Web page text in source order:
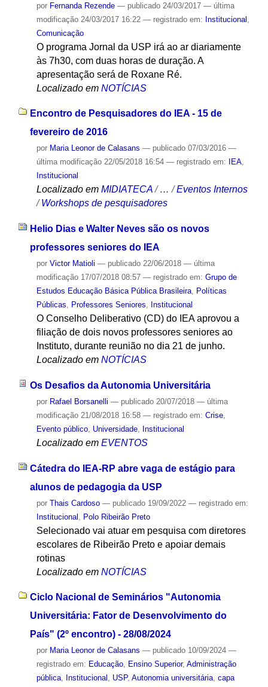
por Fernanda Rezende — publicado24/03/2017 — última
modificação24/03/2017 16:22 — registrado em: Institucional
Comunicação
O programa Jornal da USP irá ao ar diariamente
às 7h30, com duas horas de duração. A
apresentação será de Roxane Ré.
Localizado em NOTÍCIAS
Encontro de Pesquisadores do IEA - 15 de
fevereiro de 2016
por Maria Leonor de Calasans — publicado07/03/2016 —
última modificação22/05/2018 16:54 — registrado em: IEA,
Institucional
Localizado em MIDIATECA / …/Eventos Internos
/ Workshops de pesquisadores
Helio Dias e Walter Neves são os novos
professores seniores do IEA
por Victor Matioli — publicado22/06/2018 — última
modificação17/07/2018 08:57 — registrado em: Grupo de
Estudos Educação Básica Pública Brasileira, Políticas
Públicas, Professores Seniores, Institucional
O Conselho Deliberativo (CD) do IEA aprovou a
filiação de dois novos professores seniores ao
Instituto, durante reunião no dia 21 de junho.
Localizado em NOTÍCIAS
Os Desafios da Autonomia Universitária
por Rafael Borsanelli — publicado20/07/2018 — última
modificação21/08/2018 16:58 — registrado em: Crise,
Evento público, Universidade, Institucional
Localizado em EVENTOS
Cátedra do IEA-RP abre vaga de estágio para
alunos de pedagogia da USP
por Thais Cardoso — publicado19/09/2022 — registrado em:
Institucional
Polo Ribeirão Preto
Selecionado vai atuar em pesquisa com diretores
escolares de Ribeirão Preto e apoiar demais
rotinas
Localizado em NOTÍCIAS
Ciclo Nacional de Seminários "Autonomia
Universitária: Fator de Desenvolvimento do
País" (2º encontro) - 28/08/2024
por Maria Leonor de Calasans — publicado10/09/2024 —
registrado em: Educação, Ensino Superior, Administração
pública, Institucional , USP, Autonomia universitária, capa